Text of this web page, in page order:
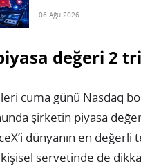
06 Ağu 2026
değeri 2
cuma günü Nasdaq
şirketin piyasa
dünyanın en
kişisel servetinde de